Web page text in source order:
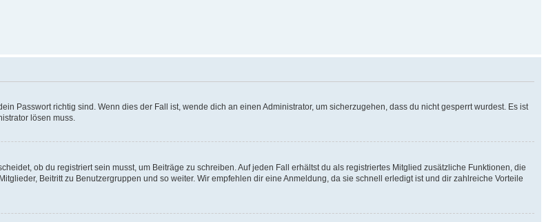
Passwort richtig sind. Wenn dies der Fall ist, wende dich an einen Administrator, um sicherzugehen, dass du nicht gesperrt wurdest. Es ist
lösen muss.
ob du registriert sein musst, um Beiträge zu schreiben. Auf jeden Fall erhältst du als registriertes Mitglied zusätzliche Funktionen, die
Beitritt zu Benutzergruppen und so weiter. Wir empfehlen dir eine Anmeldung, da sie schnell erledigt ist und dir zahlreiche Vorteile